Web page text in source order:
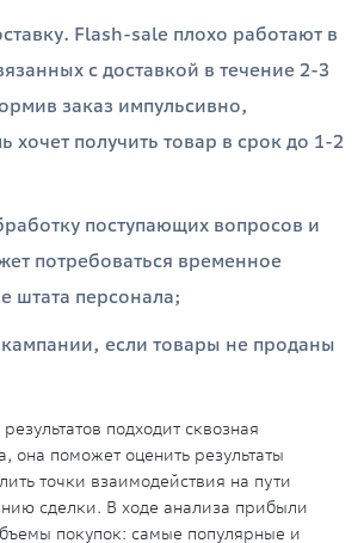
Flash-sale плохо работают в
с доставкой в течение 2-3
заказ импульсивно,
хочет получить товар в срок до 1-2
поступающих вопросов и
потребоваться временное
штата персонала;
если товары не проданы
подходит сквозная
она поможет оценить результаты
точки взаимодействия на пути
сделки. В ходе анализа прибыли
покупок: самые популярные и